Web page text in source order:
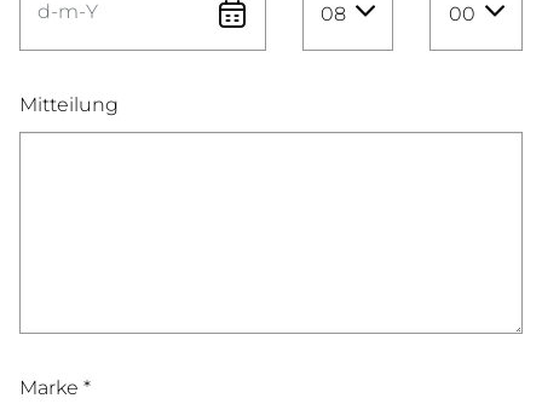
08 00
Mitteilung
Marke *